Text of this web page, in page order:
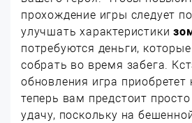
прохождение игры следует
улучшать характеристики
потребуются деньги,
собрать во время забега.
обновления игра приобретет
теперь вам предстоит
удачу, поскольку на